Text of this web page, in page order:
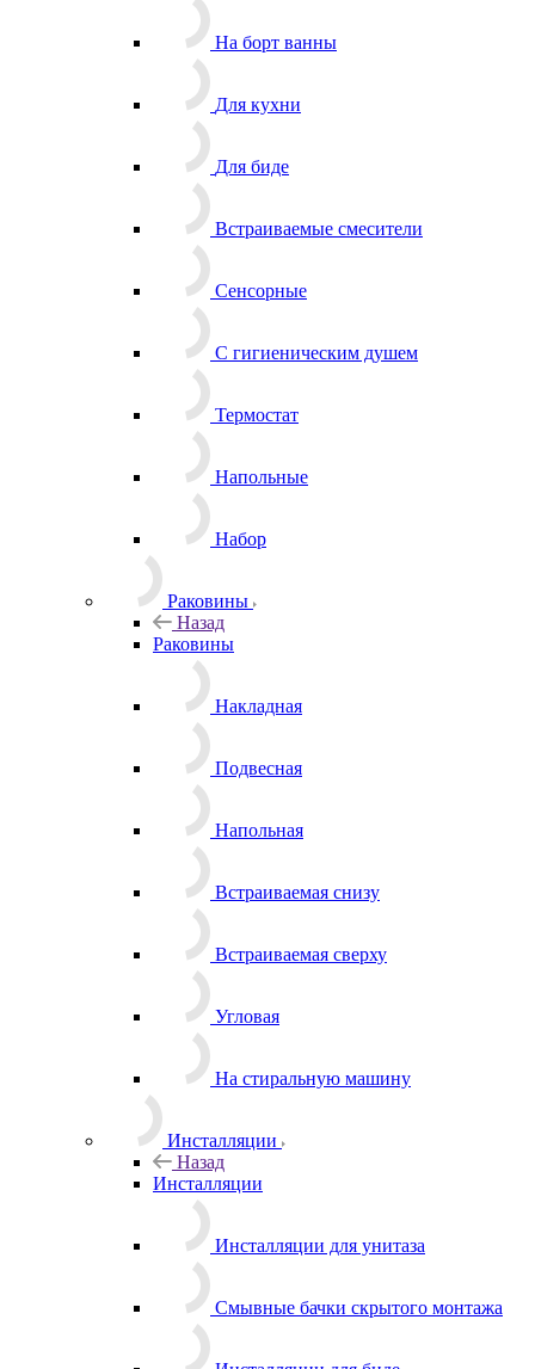
На борт ванны
Для кухни
Для биде
Встраиваемые смесители
Сенсорные
С гигиеническим душем
Термостат
Напольные
Набор
Раковины
Назад
Раковины
Накладная
Подвесная
Напольная
Встраиваемая снизу
Встраиваемая сверху
Угловая
На стиральную машину
Инсталляции
Назад
Инсталляции
Инсталляции для унитаза
Смывные бачки скрытого монтажа